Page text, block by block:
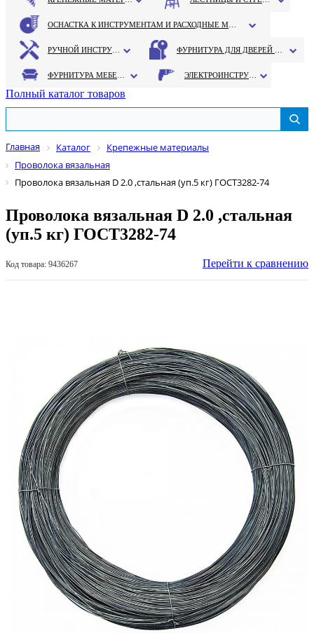
Полный каталог товаров
Главная Каталог
Крепежные материалы
Проволока вязальная
Проволока вязальная D 2.0 ,стальная (уп.5 кг) ГОСТ3282-74
Проволока вязальная D 2.0 ,стальная
(уп.5 кг) ГОСТ3282-74
Код товара: 9436267 Перейти к сравнению